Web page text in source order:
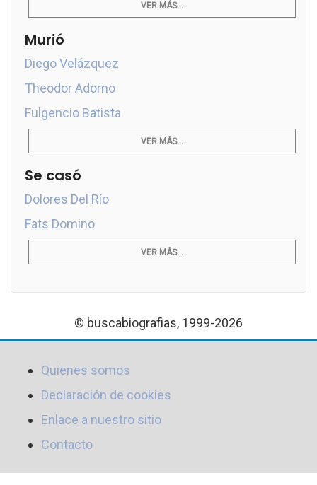
VER MÁS...
Murió
Diego Velázquez
Theodor Adorno
Fulgencio Batista
VER MÁS...
Se casó
Dolores Del Río
Fats Domino
VER MÁS...
© buscabiografias, 1999-2026
Quienes somos
Declaración de cookies
Enlace a nuestro sitio
Contacto